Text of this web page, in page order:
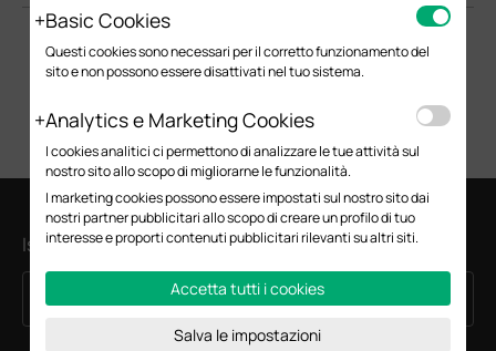
Iscriviti alla newsletter
Indirizzo email Iscriviti
Basic Cookies
Questi cookies sono necessari per il corretto funzionamento del
sito e non possono essere disattivati nel tuo sistema.
Analytics e Marketing Cookies
I cookies analitici ci permettono di analizzare le tue attività sul
nostro sito allo scopo di migliorarne le funzionalità.
I marketing cookies possono essere impostati sul nostro sito dai
nostri partner pubblicitari allo scopo di creare un profilo di tuo
interesse e proporti contenuti pubblicitari rilevanti su altri siti.
Accetta tutti i cookies
Salva le impostazioni